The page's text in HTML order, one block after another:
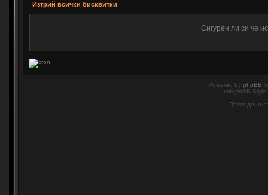
Изтрий всички бисквитки
Сигурен ли си че
Powered by phpBB
twilightBB
Преведено